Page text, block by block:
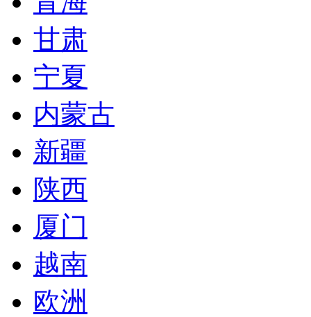
甘肃
宁夏
内蒙古
新疆
陕西
厦门
越南
欧洲